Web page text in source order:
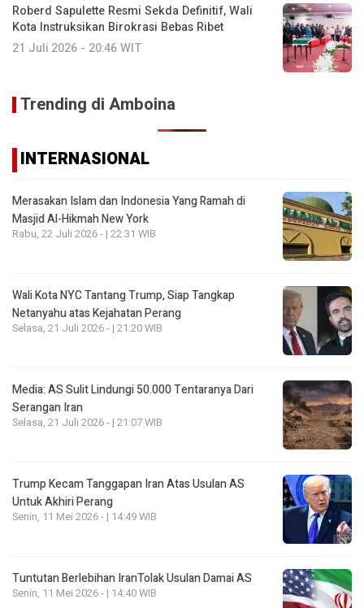
Roberd Sapulette Resmi Sekda Definitif, Wali
Kota Instruksikan Birokrasi Bebas Ribet
21 Juli 2026 - 20:46 WIT
Trending di Amboina
INTERNASIONAL
Merasakan Islam dan Indonesia Yang Ramah di
Masjid Al-Hikmah New York
Rabu, 22 Juli 2026 - | 22:31 WIB
Wali Kota NYC Tantang Trump, Siap Tangkap
Netanyahu atas Kejahatan Perang
Selasa, 21 Juli 2026 - | 21:20 WIB
Media: AS Sulit Lindungi 50.000 Tentaranya Dari
Serangan Iran
Selasa, 21 Juli 2026 - | 21:07 WIB
Trump Kecam Tanggapan Iran Atas Usulan AS
Untuk Akhiri Perang
Senin, 11 Mei 2026 - | 14:49 WIB
Tuntutan Berlebihan IranTolak Usulan Damai AS
Senin, 11 Mei 2026 - | 14:40 WIB